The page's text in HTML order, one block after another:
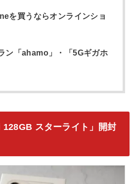
を買うならオンラインショ
ン「ahamo」・「5Gギガホ
128GB スターライト」開封